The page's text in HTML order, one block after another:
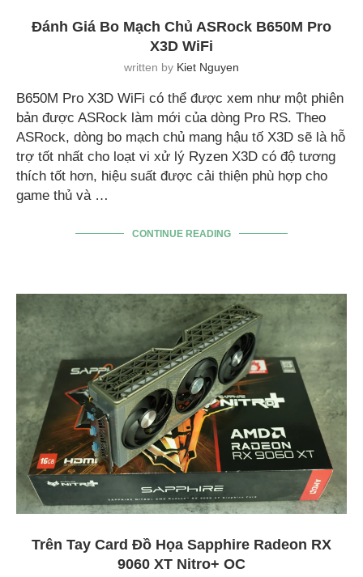
Đánh Giá Bo Mạch Chủ ASRock B650M Pro
X3D WiFi
written by Kiet Nguyen
B650M Pro X3D WiFi có thể được xem như một phiên
bản được ASRock làm mới của dòng Pro RS. Theo
ASRock, dòng bo mạch chủ mang hậu tố X3D sẽ là hỗ
trợ tốt nhất cho loạt vi xử lý Ryzen X3D có độ tương
thích tốt hơn, hiệu suất được cải thiện phù hợp cho
game thủ và …
CONTINUE READING
Trên Tay Card Đồ Họa Sapphire Radeon RX
9060 XT Nitro+ OC